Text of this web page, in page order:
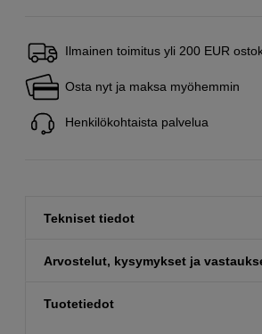
Ilmainen toimitus yli 200 EUR
Osta nyt ja maksa myöhemmin
Henkilökohtaista palvelua
Tekniset tiedot
Arvostelut, kysymykset ja
Tuotetiedot